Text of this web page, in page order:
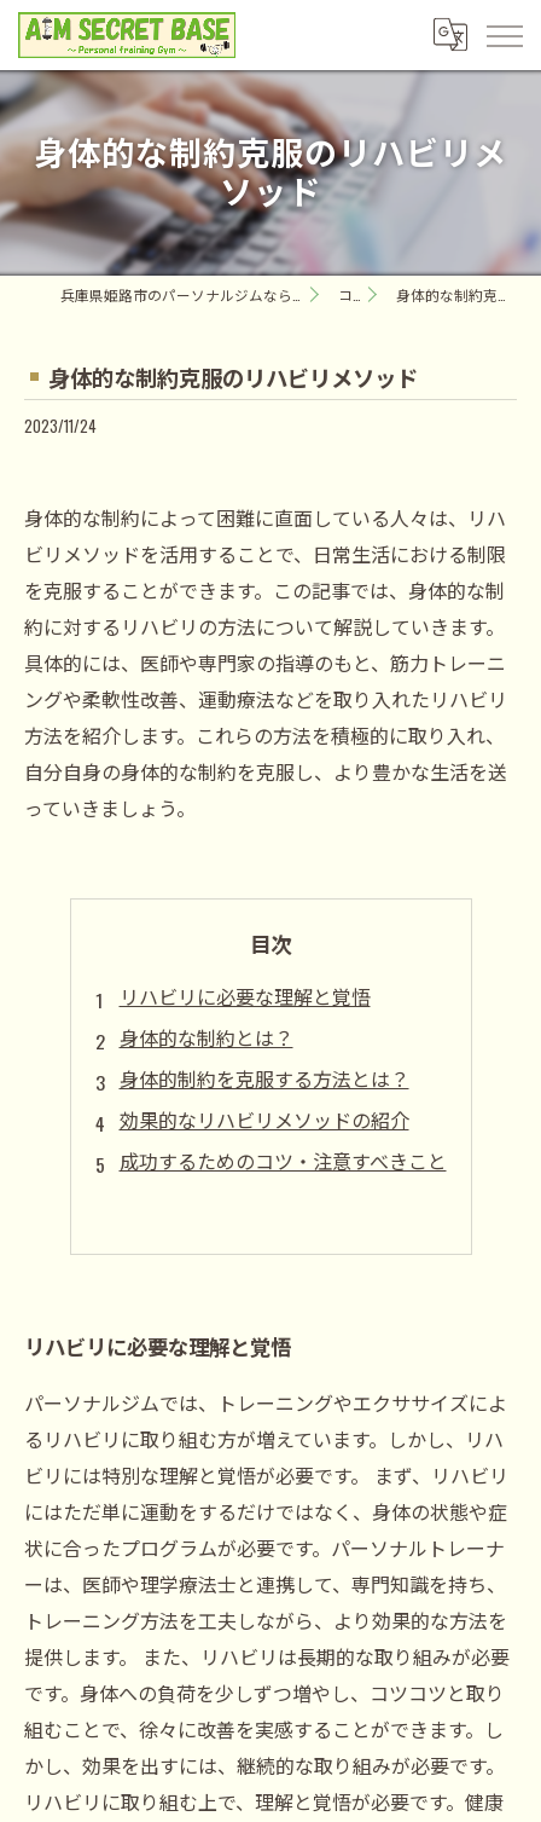
身体的な制約克服のリハビリメ
ソッド
コラム 身体的な制約克服のリハビリメソッド
身体的な制約克服のリハビリメソッド
2023/11/24
身体的な制約によって困難に直面している人々は、リハ
ビリメソッドを活用することで、日常生活における制限
を克服することができます。この記事では、身体的な制
約に対するリハビリの方法について解説していきます。
具体的には、医師や専門家の指導のもと、筋力トレーニ
ングや柔軟性改善、運動療法などを取り入れたリハビリ
方法を紹介します。これらの方法を積極的に取り入れ、
自分自身の身体的な制約を克服し、より豊かな生活を送
っていきましょう。
目次
リハビリに必要な理解と覚悟
身体的な制約とは？
身体的制約を克服する方法とは？
効果的なリハビリメソッドの紹介
成功するためのコツ・注意すべきこと
リハビリに必要な理解と覚悟
パーソナルジムでは、トレーニングやエクササイズによ
るリハビリに取り組む方が増えています。しかし、リハ
ビリには特別な理解と覚悟が必要です。 まず、リハビリ
にはただ単に運動をするだけではなく、身体の状態や症
状に合ったプログラムが必要です。パーソナルトレーナ
ーは、医師や理学療法士と連携して、専門知識を持ち、
トレーニング方法を工夫しながら、より効果的な方法を
提供します。 また、リハビリは長期的な取り組みが必要
です。身体への負荷を少しずつ増やし、コツコツと取り
組むことで、徐々に改善を実感することができます。し
かし、効果を出すには、継続的な取り組みが必要です。
リハビリに取り組む上で、理解と覚悟が必要です。健康